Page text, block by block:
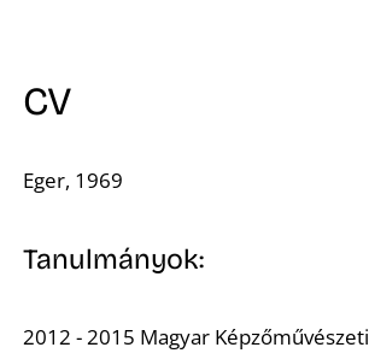
CV
Eger, 1969
Tanulmányok:
2012 - 2015 Magyar